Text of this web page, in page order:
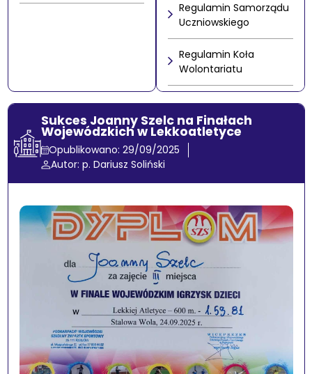
Sukces Joanny Szelc na Finałach
Wojewódzkich w Lekkoatletyce
Opublikowano: 29/09/2025
Autor: p. Dariusz Soliński
Regulamin Samorządu
Uczniowskiego
Regulamin Koła
Wolontariatu